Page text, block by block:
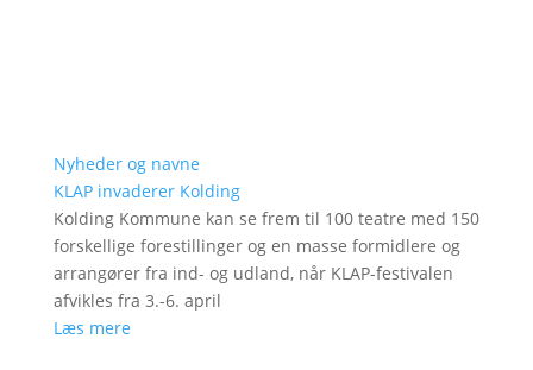
Nyheder og navne
KLAP invaderer Kolding
Kolding Kommune kan se frem til 100 teatre med 150
forskellige forestillinger og en masse formidlere og
arrangører fra ind- og udland, når KLAP-festivalen
afvikles fra 3.-6. april
Læs mere